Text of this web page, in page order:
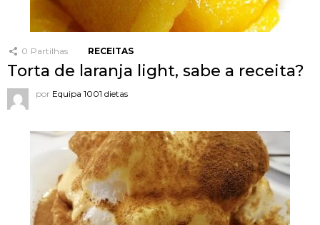
0 Partilhas RECEITAS
Torta de laranja light, sabe a receita?
por Equipa 1001 dietas